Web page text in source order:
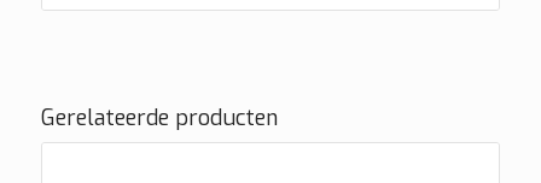
Gerelateerde producten